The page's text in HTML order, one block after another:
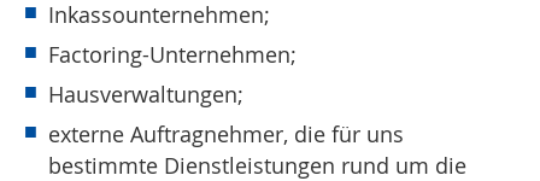
Inkassounternehmen;
Factoring-Unternehmen;
Hausverwaltungen;
externe Auftragnehmer, die für uns
bestimmte Dienstleistungen rund um die